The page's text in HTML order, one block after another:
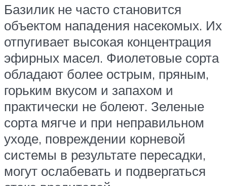
Базилик не часто становится
объектом нападения насекомых. Их
отпугивает высокая концентрация
эфирных масел. Фиолетовые сорта
обладают более острым, пряным,
горьким вкусом и запахом и
практически не болеют. Зеленые
сорта мягче и при неправильном
уходе, повреждении корневой
системы в результате пересадки,
могут ослабевать и подвергаться